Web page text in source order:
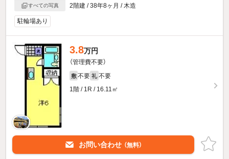
すべての写真
2階建 / 38年8ヶ月 / 木造
駐輪場あり
3.8万円
（管理費不要）
敷 不要 礼 不要
1階 / 1R / 16.11㎡
お問い合わせ （無料）